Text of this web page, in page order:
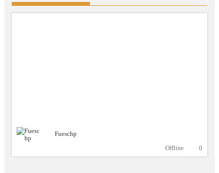
Fueschp
Offline
0